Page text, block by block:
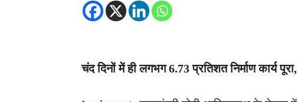
चंद दिनों में ही लगभग 6.73 प्रतिशत निर्माण कार्य